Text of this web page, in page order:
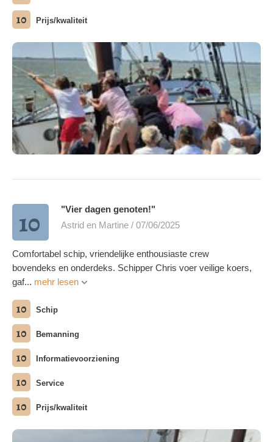
10 Prijs/kwaliteit
Alle Fotos ansehen
10
"Vier dagen genoten!"
Astrid en Martine / 07/06/2025
Comfortabel schip, vriendelijke enthousiaste crew
bovendeks en onderdeks. Schipper Chris voer veilige koers,
gaf... mehr lesen
10 Schip
10 Bemanning
10 Informatievoorziening
10 Service
10 Prijs/kwaliteit
Alle Fotos ansehen